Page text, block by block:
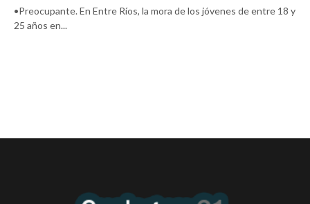
•Preocupante. En Entre Ríos, la mora de los jóvenes de entre 18 y
25 años en...